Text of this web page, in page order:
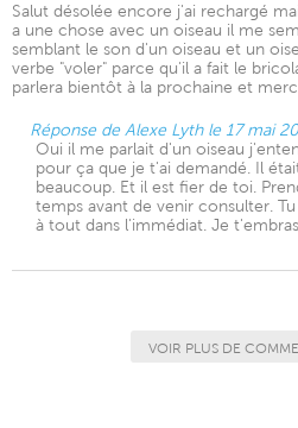
Salut désolée encore j'ai rechargé
a une chose avec un oiseau il me
semblant le son d'un oiseau et un
verbe "voler" parce qu'il a fait le
parlera bientôt à la prochaine et
Réponse de Alexe Lyth le 17 mai
Oui il me parlait d'un oiseau
pour ça que je t'ai demandé. Il
beaucoup. Et il est fier de toi.
temps avant de venir consulter.
à tout dans l'immédiat. Je
VOIR PLUS DE